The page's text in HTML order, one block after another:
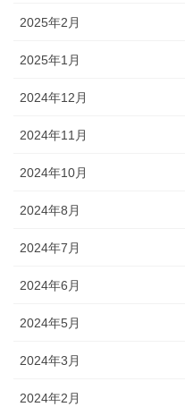
2025年2月
2025年1月
2024年12月
2024年11月
2024年10月
2024年8月
2024年7月
2024年6月
2024年5月
2024年3月
2024年2月